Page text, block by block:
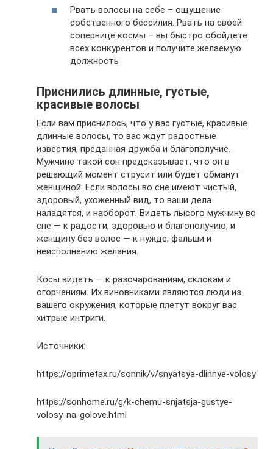
Рвать волосы на себе – ощущение
собственного бессилия. Рвать на своей
сопернице космы – вы быстро обойдете
всех конкурентов и получите желаемую
должность
Приснились длинные, густые,
красивые волосы
Если вам приснилось, что у вас густые, красивые
длинные волосы, то вас ждут радостные
известия, преданная дружба и благополучие.
Мужчине такой сон предсказывает, что он в
решающий момент струсит или будет обманут
женщиной. Если волосы во сне имеют чистый,
здоровый, ухоженный вид, то ваши дела
наладятся, и наоборот. Видеть лысого мужчину во
сне — к радости, здоровью и благополучию, и
женщину без волос — к нужде, фальши и
неисполнению желания.
Косы видеть — к разочарованиям, склокам и
огорчениям. Их виновниками являются люди из
вашего окружения, которые плетут вокруг вас
хитрые интриги.
Источники:
https://oprimetax.ru/sonnik/v/snyatsya-dlinnye-volosy
https://sonhome.ru/g/k-chemu-snjatsja-gustye-
volosy-na-golove.html